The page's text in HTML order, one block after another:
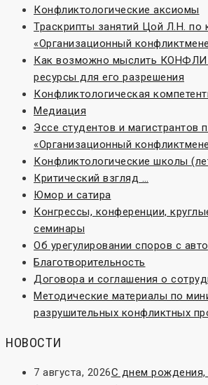
Конфликтологические аксиомы
Траскрипты занятий Цой Л.Н. по
«Организационный
Как возможно мыслить
ресурсы для его разрешения
Конфликтологическая
Медиация
Эссе студентов и магистрантов
«Организационный
Конфликтологические школы
Критический взгляд …
Юмор и сатира
Конгрессы, конференции,
семинары
Об урегулировании споров с
Благотворительность
Договора и соглашения о
Методические материалы по
разрушительных конфликтных
НОВОСТИ
7 августа, 2026С днем рождения,